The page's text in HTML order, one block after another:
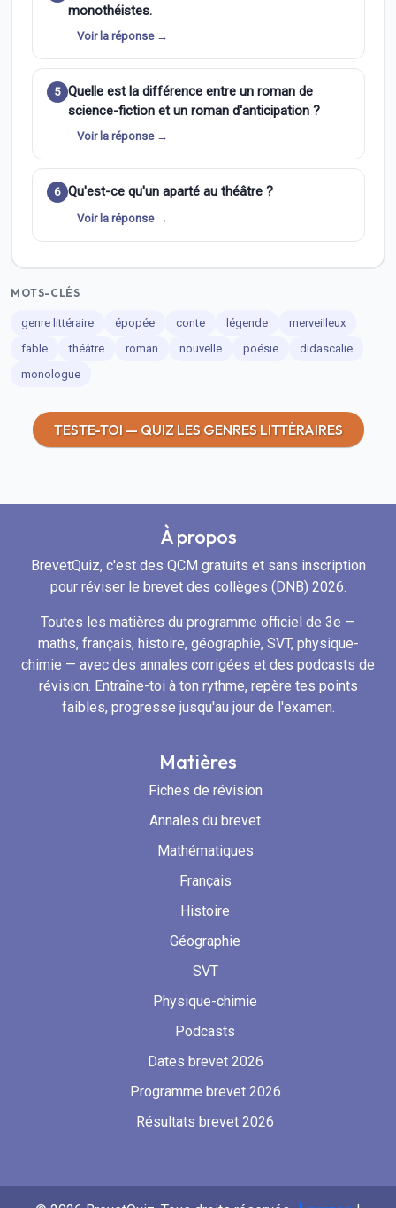
monothéistes.
Voir la réponse →
5 Quelle est la différence entre un roman de
science-fiction et un roman d'anticipation ?
Voir la réponse →
6 Qu'est-ce qu'un aparté au théâtre ?
Voir la réponse →
MOTS-CLÉS
genre littéraire épopée conte légende
merveilleux
fable
théâtre roman nouvelle poésie
didascalie
monologue
TESTE-TOI — QUIZ LES GENRES LITTÉRAIRES
À propos
BrevetQuiz, c'est des QCM gratuits et sans inscription
pour réviser le brevet des collèges (DNB) 2026.
Toutes les matières du programme officiel de 3e —
maths, français, histoire, géographie, SVT, physique-
chimie — avec des annales corrigées et des podcasts de
révision. Entraîne-toi à ton rythme, repère tes points
faibles, progresse jusqu'au jour de l'examen.
Matières
Fiches de révision
Annales du brevet
Mathématiques
Français
Histoire
Géographie
SVT
Physique-chimie
Podcasts
Dates brevet 2026
Programme brevet 2026
Résultats brevet 2026